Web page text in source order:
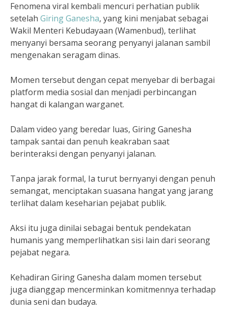
Fenomena viral kembali mencuri perhatian publik
setelah Giring Ganesha, yang kini menjabat sebagai
Wakil Menteri Kebudayaan (Wamenbud), terlihat
menyanyi bersama seorang penyanyi jalanan sambil
mengenakan seragam dinas.
Momen tersebut dengan cepat menyebar di berbagai
platform media sosial dan menjadi perbincangan
hangat di kalangan warganet.
Dalam video yang beredar luas, Giring Ganesha
tampak santai dan penuh keakraban saat
berinteraksi dengan penyanyi jalanan.
Tanpa jarak formal, Ia turut bernyanyi dengan penuh
semangat, menciptakan suasana hangat yang jarang
terlihat dalam keseharian pejabat publik.
Aksi itu juga dinilai sebagai bentuk pendekatan
humanis yang memperlihatkan sisi lain dari seorang
pejabat negara.
Kehadiran Giring Ganesha dalam momen tersebut
juga dianggap mencerminkan komitmennya terhadap
dunia seni dan budaya.